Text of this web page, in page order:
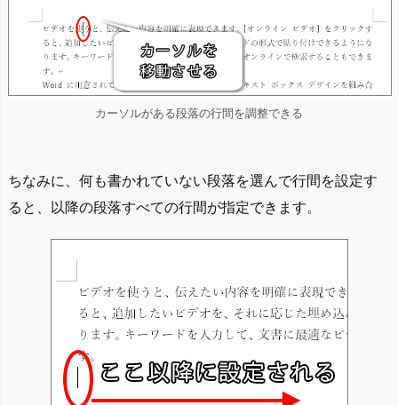
カーソルがある段落の行間を調整できる
ちなみに、何も書かれていない段落を選んで行間を設定す
ると、以降の段落すべての行間が指定できます。